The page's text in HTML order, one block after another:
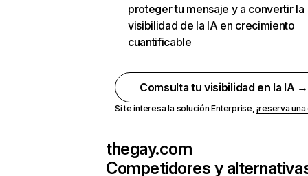
proteger tu mensaje y a convertir la
visibilidad de la IA en crecimiento
cuantificable
Comsulta tu visibilidad en la IA →
Si te interesa la solución Enterprise,¡reserva
thegay.com
Competidores y